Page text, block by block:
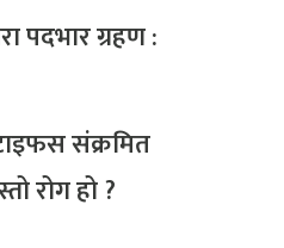
पदभार ग्रहण :
संक्रमित
रोग हो ?